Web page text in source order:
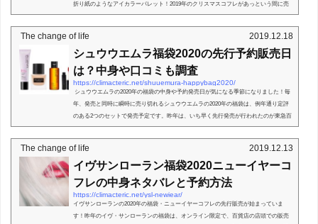
折り紙のようなアイカラーパレット！2019年のクリスマスコフレがあっという間に売
り切れてしまったから...
The change of life 2019.12.18
シュウウエムラ福袋2020の先行予約販売日
は？中身や口コミも調査
https://climacteric.net/shuuemura-happybag2020/
シュウウエムラの2020年の福袋の中身や予約発売日が気になる季節になりました！毎
年、発売と同時に瞬時に売り切れるシュウウエムラの2020年の福袋は、例年通り定評
のある2つのセットで発売予定です。昨年は、いち早く先行発売が行われたのが東急百
貨店のオンラ...
The change of life 2019.12.13
イヴサンローラン福袋2020ニューイヤーコ
フレの中身ネタバレと予約方法
https://climacteric.net/ysl-newiear/
イヴサンローランの2020年の福袋・ニューイヤーコフレの先行販売が始まっていま
す！昨年のイヴ・サンローランの福袋は、オンライン限定で、百貨店の店頭での販売